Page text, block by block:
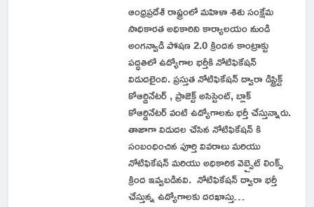
ఆంధ్రప్రదేశ్ రాష్ట్రంలో మహిళా శిశు సంక్షేమ
సాధికారత అధికారిని కార్యాలయం నుండి
అంగన్వాడి పోషణ 2.0 క్రిందన కాంట్రాక్టు
పద్ధతిలో ఉద్యోగాల భర్తీకి నోటిఫికేషన్
విడుదలైంది. ప్రస్తుత నోటిఫికేషన్ ద్వారా డిస్ట్రిక్ట్
కోఆర్డినేటర్ , ప్రాజెక్ట్ అసిస్టెంట్, బ్లాక్
కోఆర్డినేటర్ వంటి ఉద్యోగాలను భర్తీ చేస్తున్నారు.
తాజాగా విడుదల చేసిన నోటిఫికేషన్ కి
సంబంధించిన పూర్తి వివరాలు మరియు
నోటిఫికేషన్ మరియు అధికారిక వెబ్సైట్ లింక్స్
క్రింద ఇవ్వబడినవి. నోటిఫికేషన్ ద్వారా భర్తీ
చేస్తున్న ఉద్యోగాలకు దరఖాస్తు…